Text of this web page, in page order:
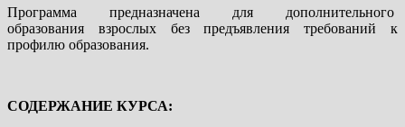
Программа предназначена для дополнительного
образования взрослых без предъявления требований к
профилю образования.
СОДЕРЖАНИЕ КУРСА: